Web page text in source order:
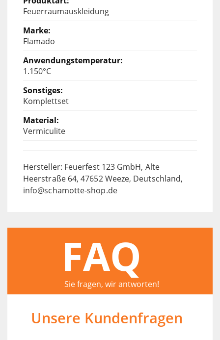
Feuerraumauskleidung
Flamado
1.150°C
Komplettset
Vermiculite
Hersteller: Feuerfest 123 GmbH, Alte
Heerstraße 64, 47652 Weeze, Deutschland,
info@schamotte-shop.de
FAQ
Sie fragen, wir antworten!
Unsere Kundenfragen